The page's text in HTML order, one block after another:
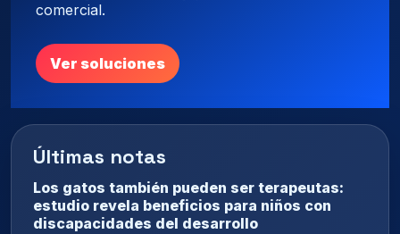
comercial.
Ver soluciones
Últimas notas
Los gatos también pueden ser terapeutas:
estudio revela beneficios para niños con
discapacidades del desarrollo